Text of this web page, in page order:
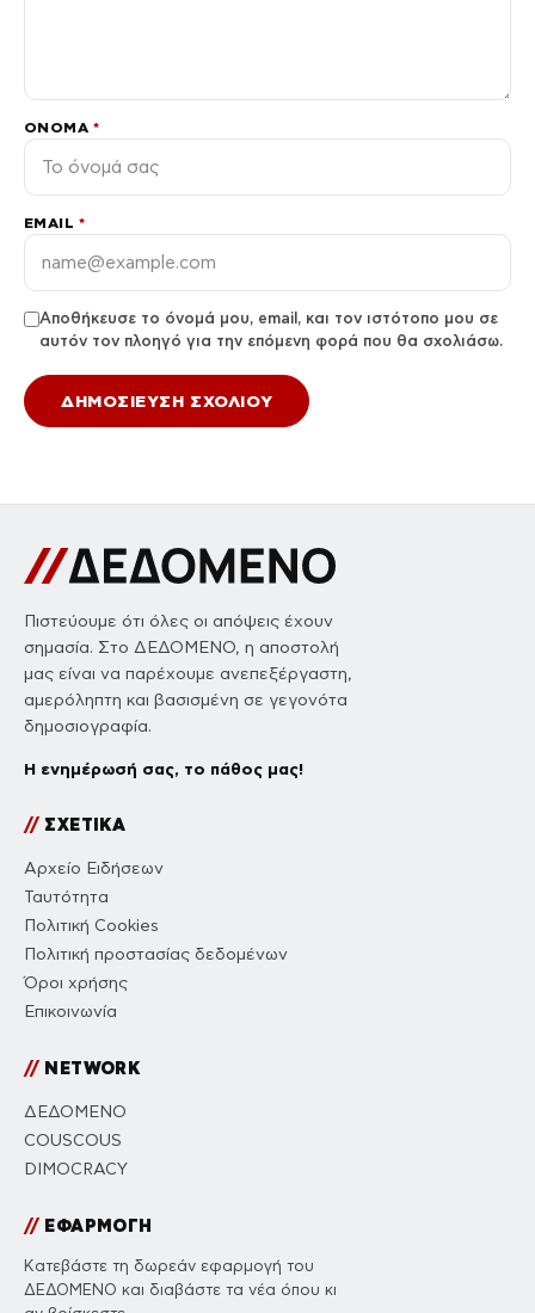
ΌΝΟΜΑ *
EMAIL *
Αποθήκευσε το όνομά μου, email, και τον ιστότοπο μου σε
αυτόν τον πλοηγό για την επόμενη φορά που θα σχολιάσω.
Πιστεύουμε ότι όλες οι απόψεις έχουν
σημασία. Στο ΔΕΔΟΜΕΝΟ, η αποστολή
μας είναι να παρέχουμε ανεπεξέργαστη,
αμερόληπτη και βασισμένη σε γεγονότα
δημοσιογραφία.
Η ενημέρωσή σας, το πάθος μας!
//ΣΧΕΤΙΚΑ
Αρχείο Ειδήσεων
Ταυτότητα
Πολιτική Cookies
Πολιτική προστασίας δεδομένων
Όροι χρήσης
Επικοινωνία
//NETWORK
ΔΕΔΟΜΕΝΟ
COUSCOUS
DIMOCRACY
//ΕΦΑΡΜΟΓΗ
Κατεβάστε τη δωρεάν εφαρμογή του
ΔΕΔΟΜΕΝΟ και διαβάστε τα νέα όπου κι